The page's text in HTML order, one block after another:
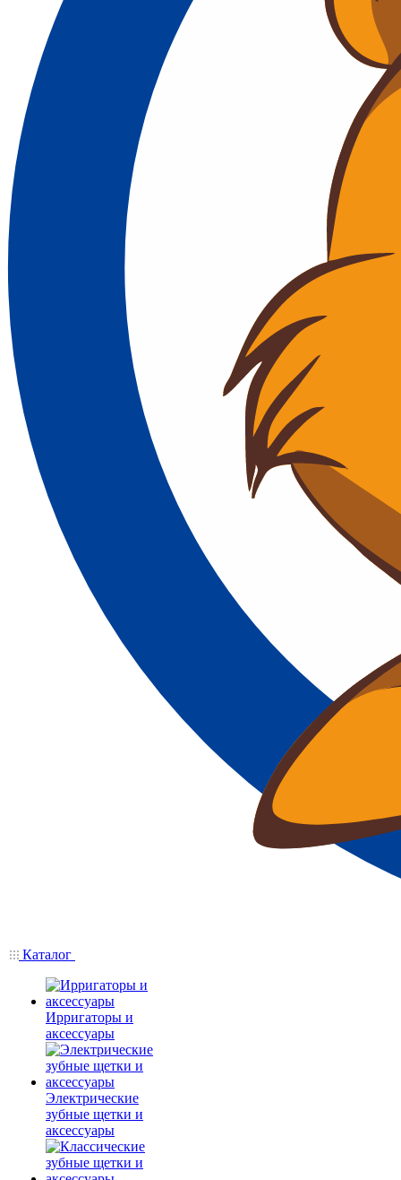
Каталог
Ирригаторы и
аксессуары
Электрические
зубные щетки и
аксессуары